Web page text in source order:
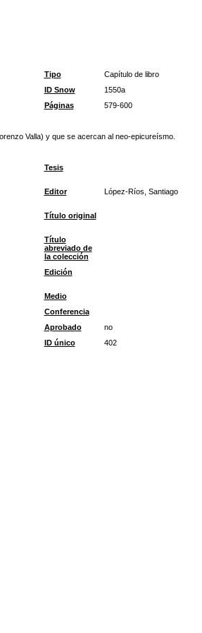
Tipo
Capítulo de libro
ID Snow
1550a
Páginas
579-600
Valla) y que se acercan al neo-epicureísmo.
Tesis
Editor López-Ríos, Santiago
Título original
Título
abreviado de
la colección
Edición
Medio
Conferencia
Aprobado
no
ID único
402